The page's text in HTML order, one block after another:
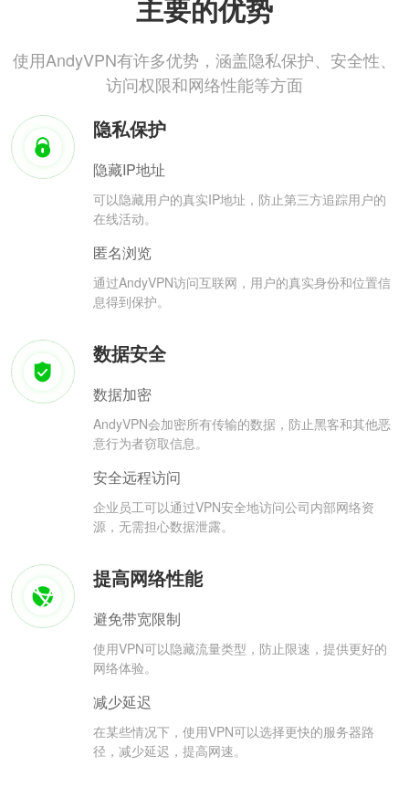
主要的优势
使用AndyVPN有许多优势，涵盖隐私保护、安全性、
访问权限和网络性能等方面
隐私保护
隐藏IP地址
可以隐藏用户的真实IP地址，防止第三方追踪用户的
在线活动。
匿名浏览
通过AndyVPN访问互联网，用户的真实身份和位置信
息得到保护。
数据安全
数据加密
AndyVPN会加密所有传输的数据，防止黑客和其他恶
意行为者窃取信息。
安全远程访问
企业员工可以通过VPN安全地访问公司内部网络资
源，无需担心数据泄露。
提高网络性能
避免带宽限制
使用VPN可以隐藏流量类型，防止限速，提供更好的
网络体验。
减少延迟
在某些情况下，使用VPN可以选择更快的服务器路
径，减少延迟，提高网速。